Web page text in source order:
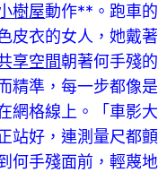
樹屋動作**。跑車
皮衣的女人，她戴
享空間朝著何手殘
精準，每一步都像
網格線上。「車影
站好，連測量尺都
何手殘面前，輕蔑